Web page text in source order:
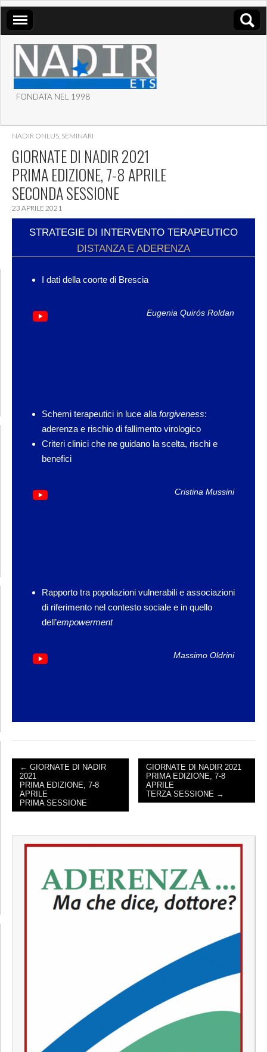
ASSOCIAZIONE NADIR
ETS
FONDATA NEL 1998
NADIR ONLUS, SEMINARI
GIORNATE DI NADIR 2021
PRIMA EDIZIONE, 7-8 APRILE
SECONDA SESSIONE
23 APRILE 2021
STRATEGIE DI INTERVENTO TERAPEUTICO
DISTANZA E ADERENZA
I dati della coorte di Brescia
Eugenia Quirós Roldan
Schemi terapeutici in luce alla forgiveness:
aderenza e rischio di fallimento virologico
Criteri clinici che ne guidano la scelta, rischi e
benefici
Cristina Mussini
Rapporto tra popolazioni vulnerabili e associazioni
di riferimento nel contesto sociale e in quello
dell’empowerment
Massimo Oldrini
POST NAVIGATION
← GIORNATE DI NADIR
2021
PRIMA EDIZIONE, 7-8
APRILE
PRIMA SESSIONE
GIORNATE DI NADIR 2021
PRIMA EDIZIONE, 7-8
APRILE
TERZA SESSIONE →